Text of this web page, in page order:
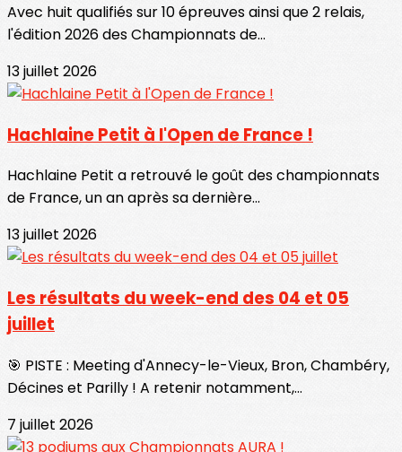
Avec huit qualifiés sur 10 épreuves ainsi que 2 relais,
l'édition 2026 des Championnats de...
13 juillet 2026
Hachlaine Petit à l'Open de France !
Hachlaine Petit a retrouvé le goût des championnats
de France, un an après sa dernière...
13 juillet 2026
Les résultats du week-end des 04 et 05
juillet
🎯 PISTE : Meeting d'Annecy-le-Vieux, Bron, Chambéry,
Décines et Parilly ! A retenir notamment,...
7 juillet 2026